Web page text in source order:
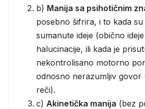
b) Manija sa psihotičnim
posebno šifrira, i to kada
sumanute ideje (obično
halucinacije, ili kada je
nekontrolisano motorno
odnosno nerazumljiv govor
reči).
c) Akinetička manija (bez